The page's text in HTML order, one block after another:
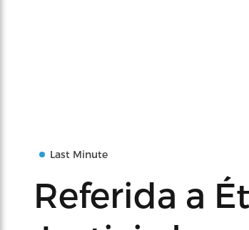
Last Minute
Referida a